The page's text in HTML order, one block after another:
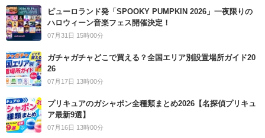
ピューロランド発「SPOOKY PUMPKIN 2026」一夜限りの
ハロウィーン音楽フェス開催決定！
07月31日 15時00分
ガチャガチャどこで買える？全国エリア別設置場所ガイド20
26
07月17日 13時00分
プリキュアのガシャポン全種類まとめ2026【名探偵プリキュ
ア最新9選】
07月16日 13時00分